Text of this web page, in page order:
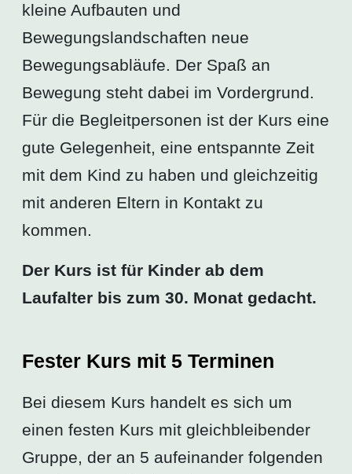
kleine Aufbauten und
Bewegungslandschaften neue
Bewegungsabläufe. Der Spaß an
Bewegung steht dabei im Vordergrund.
Für die Begleitpersonen ist der Kurs eine
gute Gelegenheit, eine entspannte Zeit
mit dem Kind zu haben und gleichzeitig
mit anderen Eltern in Kontakt zu
kommen.
Der Kurs ist für Kinder ab dem
Laufalter bis zum 30. Monat gedacht.
Fester Kurs mit 5 Terminen
Bei diesem Kurs handelt es sich um
einen festen Kurs mit gleichbleibender
Gruppe, der an 5 aufeinander folgenden